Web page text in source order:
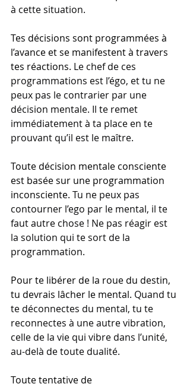
à cette situation.
Tes décisions sont programmées à
l’avance et se manifestent à travers
tes réactions. Le chef de ces
programmations est l’égo, et tu ne
peux pas le contrarier par une
décision mentale. Il te remet
immédiatement à ta place en te
prouvant qu’il est le maître.
Toute décision mentale consciente
est basée sur une programmation
inconsciente. Tu ne peux pas
contourner l’ego par le mental, il te
faut autre chose ! Ne pas réagir est
la solution qui te sort de la
programmation.
Pour te libérer de la roue du destin,
tu devrais lâcher le mental. Quand tu
te déconnectes du mental, tu te
reconnectes à une autre vibration,
celle de la vie qui vibre dans l’unité,
au-delà de toute dualité.
Toute tentative de